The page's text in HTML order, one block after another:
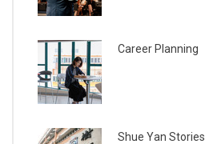
Career Planning
Shue Yan Stories